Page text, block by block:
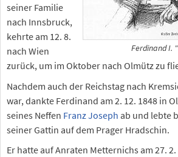
Ferdinand I.
seiner Familie
nach Innsbruck,
kehrte am 12. 8.
nach Wien
zurück, um im Oktober nach Olmütz zu
Nachdem auch der Reichstag nach
war, dankte Ferdinand am 2. 12. 1848 in
seines Neffen Franz Joseph ab und lebte
seiner Gattin auf dem Prager Hradschin.
Er hatte auf Anraten Metternichs am 27.